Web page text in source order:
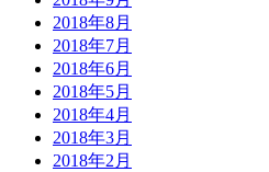
2018年8月
2018年7月
2018年6月
2018年5月
2018年4月
2018年3月
2018年2月